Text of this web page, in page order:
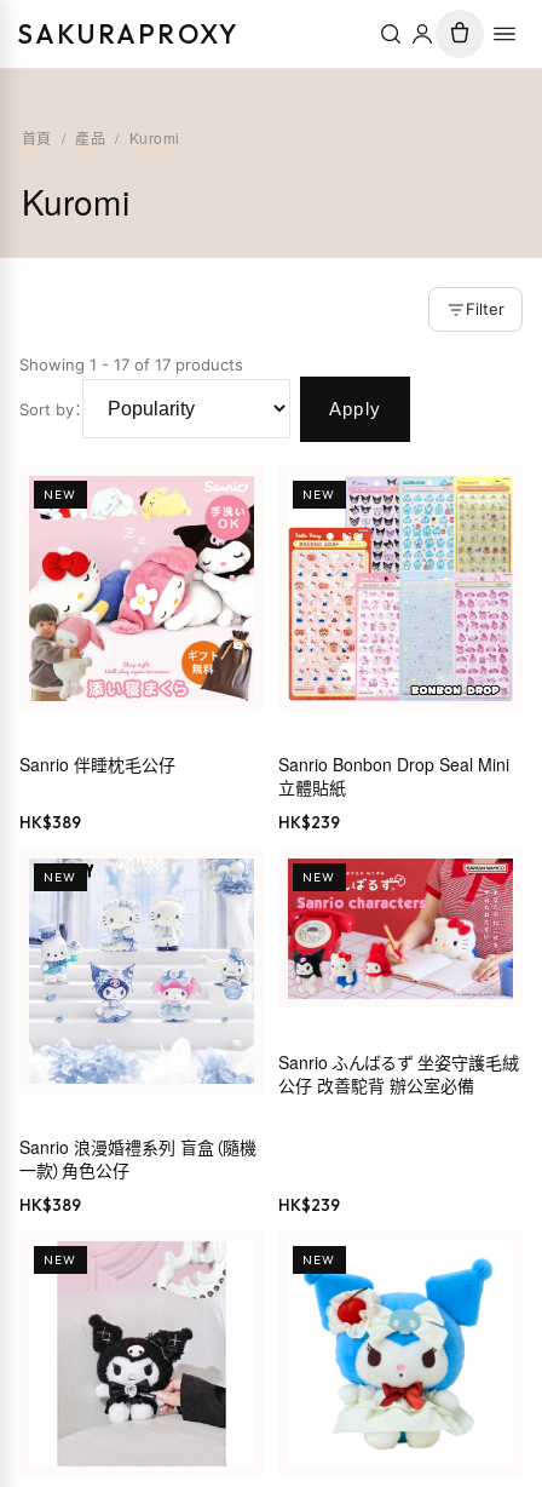
SAKURAPROXY
首頁 / 產品 / Kuromi
Kuromi
Filter
Showing 1 - 17 of 17 products
Sort by： Apply
NEW
Sanrio 伴睡枕毛公仔
HK$389
NEW
Sanrio Bonbon Drop Seal Mini
立體貼紙
HK$239
NEW
Sanrio 浪漫婚禮系列 盲盒（隨機
一款）角色公仔
HK$389
NEW
Sanrio ふんばるず 坐姿守護毛絨
公仔 改善駝背 辦公室必備
HK$239
NEW NEW